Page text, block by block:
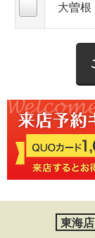
大曽根
東海店